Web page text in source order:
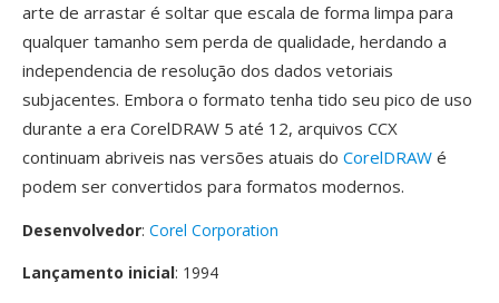
arte de arrastar é soltar que escala de forma limpa para
qualquer tamanho sem perda de qualidade, herdando a
independencia de resolução dos dados vetoriais
subjacentes. Embora o formato tenha tido seu pico de uso
durante a era CorelDRAW 5 até 12, arquivos CCX
continuam abriveis nas versões atuais do CorelDRAW é
podem ser convertidos para formatos modernos.
Desenvolvedor: Corel Corporation
Lançamento inicial: 1994